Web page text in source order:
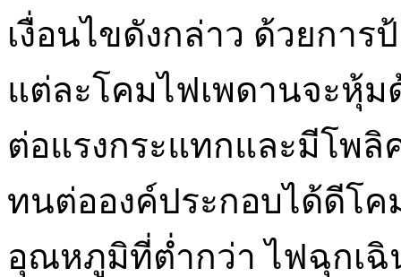
เงื่อนไขดังกล่าว ด้วยกา
แต่ละโคมไฟเพดานจะหุ้
ต่อแรงกระแทกและมีโพ
ทนต่อองค์ประกอบได้ดีโ
อุณหภูมิที่ต่ำกว่า ไฟฉุกเ